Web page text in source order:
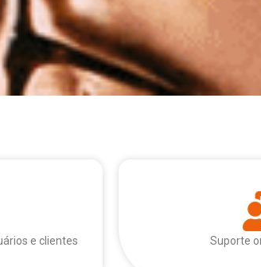
e clientes Suporte